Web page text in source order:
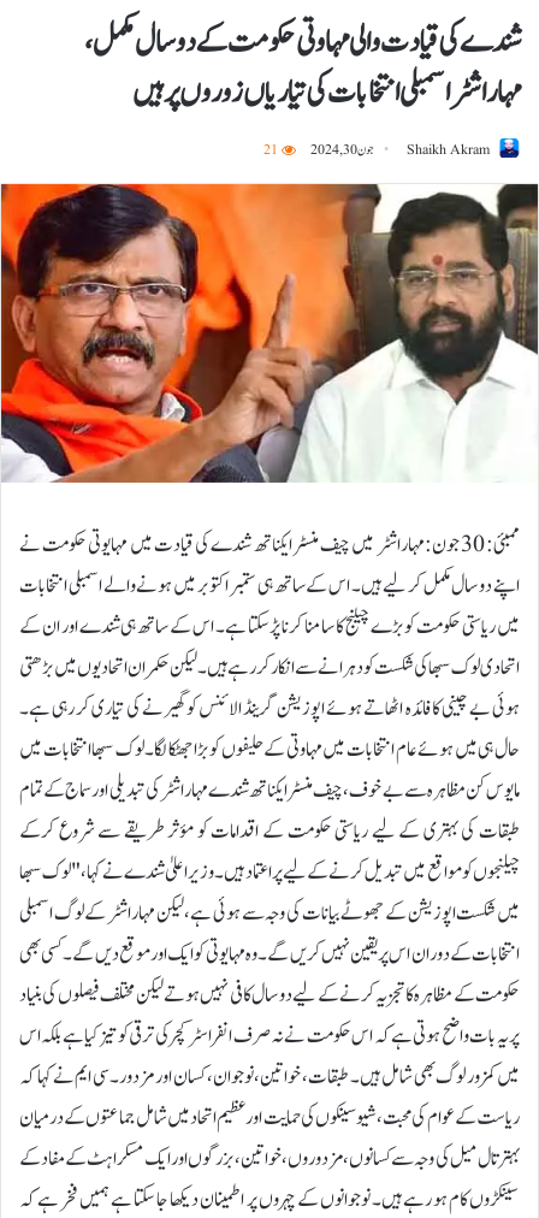
شندے کی قیادت والی مہاوتی حکومت کے دو سال مکمل،
مہاراشٹر اسمبلی انتخابات کی تیاریاں زوروں پر ہیں
Shaikh Akram جون 30, 2024 21
ممبئی: 30 جون:مہاراشٹر میں چیف منسٹر ایکناتھ شندے کی قیادت میں مہایوتی حکومت نے
اپنے دو سال مکمل کر لیے ہیں۔ اس کے ساتھ ہی ستمبر اکتوبر میں ہونے والے اسمبلی انتخابات
میں ریاستی حکومت کو بڑے چیلنج کا سامنا کرنا پڑ سکتا ہے۔ اس کے ساتھ ہی شندے اور ان کے
اتحادی لوک سبھا کی شکست کو دہرانے سے انکار کر رہے ہیں۔ لیکن حکمران اتحادیوں میں بڑھتی
ہوئی بے چینی کا فائدہ اٹھاتے ہوئے اپوزیشن گرینڈ الائنس کو گھیرنے کی تیاری کر رہی ہے۔
حال ہی میں ہوئے عام انتخابات میں مہاوتی کے حلیفوں کو بڑا جھٹکا لگا۔ لوک سبھا انتخابات میں
مایوس کن مظاہرہ سے بے خوف، چیف منسٹر ایکناتھ شندے مہاراشٹر کی تبدیلی اور سماج کے تمام
طبقات کی بہتری کے لیے ریاستی حکومت کے اقدامات کو مؤثر طریقے سے شروع کرکے
چیلنجوں کو مواقع میں تبدیل کرنے کے لیے پراعتماد ہیں۔ وزیر اعلیٰ شندے نے کہا، "لوک سبھا
میں شکست اپوزیشن کے جھوٹے بیانات کی وجہ سے ہوئی ہے، لیکن مہاراشٹر کے لوگ اسمبلی
انتخابات کے دوران اس پر یقین نہیں کریں گے۔ وہ مہا یوتی کو ایک اور موقع دیں گے۔ کسی بھی
حکومت کے مظاہرہ کا تجزیہ کرنے کے لیے دو سال کافی نہیں ہوتے لیکن مختلف فیصلوں کی بنیاد
پر یہ بات واضح ہوتی ہے کہ اس حکومت نے نہ صرف انفراسٹرکچر کی ترقی کو تیز کیا ہے بلکہ اس
میں کمزور لوگ بھی شامل ہیں۔ طبقات، خواتین، نوجوان، کسان اور مزدور۔سی ایم نے کہا کہ
ریاست کے عوام کی محبت، شیوسینکوں کی حمایت اور عظیم اتحاد میں شامل جماعتوں کے درمیان
بہتر تال میل کی وجہ سے کسانوں، مزدوروں، خواتین، بزرگوں اور ایک مسکراہٹ کے مفاد کے
سینکڑوں کام ہو رہے ہیں۔ نوجوانوں کے چہروں پر اطمینان دیکھا جا سکتا ہے ہمیں فخر ہے کہ